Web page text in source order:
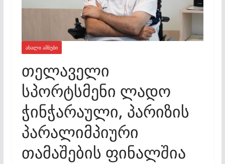
ᲐᲮᲐᲚᲘ ᲐᲛᲑᲔᲑᲘ
თელაველი
სპორტსმენი ლადო
ჭინჭარაული, პარიზის
პარალიმპიური
თამაშების ფინალშია